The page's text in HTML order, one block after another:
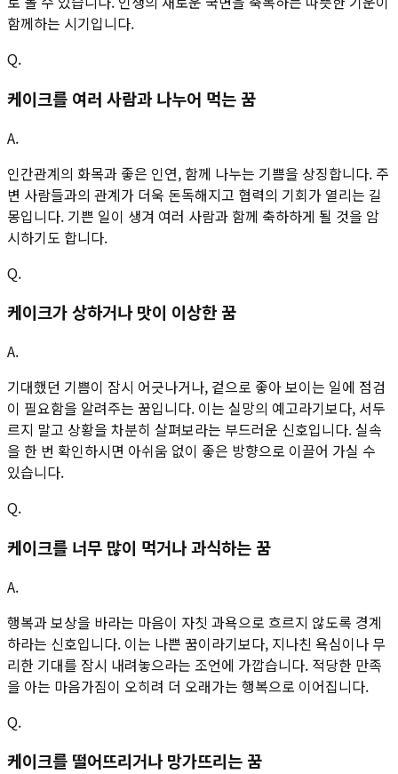
함께하는 시기입니다.
Q.
케이크를 여러 사람과 나누어 먹는 꿈
A.
인간관계의 화목과 좋은 인연, 함께 나누는 기쁨을 상징합니다. 주
변 사람들과의 관계가 더욱 돈독해지고 협력의 기회가 열리는 길
몽입니다. 기쁜 일이 생겨 여러 사람과 함께 축하하게 될 것을 암
시하기도 합니다.
Q.
케이크가 상하거나 맛이 이상한 꿈
A.
기대했던 기쁨이 잠시 어긋나거나, 겉으로 좋아 보이는 일에 점검
이 필요함을 알려주는 꿈입니다. 이는 실망의 예고라기보다, 서두
르지 말고 상황을 차분히 살펴보라는 부드러운 신호입니다. 실속
을 한 번 확인하시면 아쉬움 없이 좋은 방향으로 이끌어 가실 수
있습니다.
Q.
케이크를 너무 많이 먹거나 과식하는 꿈
A.
행복과 보상을 바라는 마음이 자칫 과욕으로 흐르지 않도록 경계
하라는 신호입니다. 이는 나쁜 꿈이라기보다, 지나친 욕심이나 무
리한 기대를 잠시 내려놓으라는 조언에 가깝습니다. 적당한 만족
을 아는 마음가짐이 오히려 더 오래가는 행복으로 이어집니다.
Q.
케이크를 떨어뜨리거나 망가뜨리는 꿈